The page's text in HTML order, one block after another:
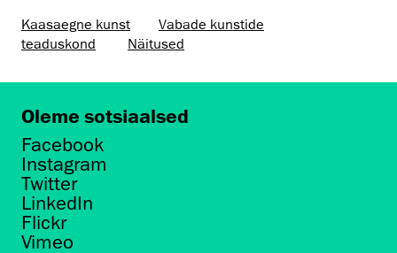
Kaasaegne kunst
Vabade kunstide
teaduskond
Näitused
Oleme sotsiaalsed
Facebook
Instagram
Twitter
LinkedIn
Flickr
Vimeo